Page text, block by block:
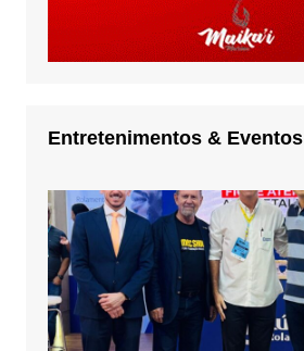
Entretenimentos & Eventos